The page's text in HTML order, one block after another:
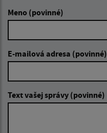
Meno (povinné)
E-mailová adresa (povinné)
Text vašej správy (povinné)